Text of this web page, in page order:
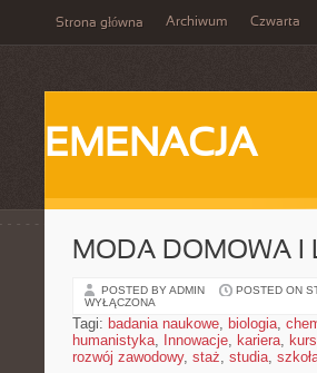
Strona główna Archiwum Czwarta
EMENACJA
MODA DOMOWA I
POSTED BY ADMIN POSTED ON
WYŁĄCZONA
Tagi: badania naukowe, biologia,
humanistyka, Innowacje, kariera,
rozwój zawodowy, staż, studia,